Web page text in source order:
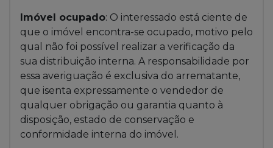
Imóvel ocupado: O interessado está ciente de
que o imóvel encontra-se ocupado, motivo pelo
qual não foi possível realizar a verificação da
sua distribuição interna. A responsabilidade por
essa averiguação é exclusiva do arrematante,
que isenta expressamente o vendedor de
qualquer obrigação ou garantia quanto à
disposição, estado de conservação e
conformidade interna do imóvel.